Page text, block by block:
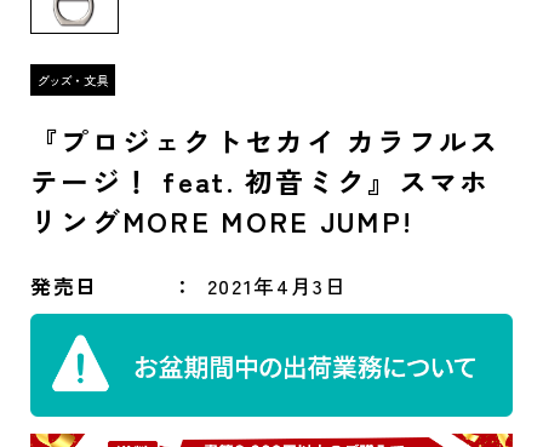
『プロジェクトセカイ カラフルス
テージ！ feat. 初音ミク』スマホ
リングMORE MORE JUMP!
発売日 2021年4月3日